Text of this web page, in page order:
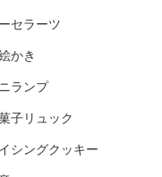
セラーツ
かき
ランプ
子リュック
シングクッキー